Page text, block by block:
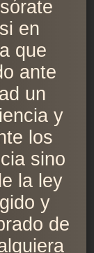
en
que
ante
un
y
los
sino
la ley
y
de